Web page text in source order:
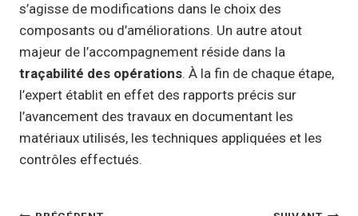
s’agisse de modifications dans le choix des
composants ou d’améliorations. Un autre atout
majeur de l’accompagnement réside dans la
traçabilité des opérations. À la fin de chaque étape,
l’expert établit en effet des rapports précis sur
l’avancement des travaux en documentant les
matériaux utilisés, les techniques appliquées et les
contrôles effectués.